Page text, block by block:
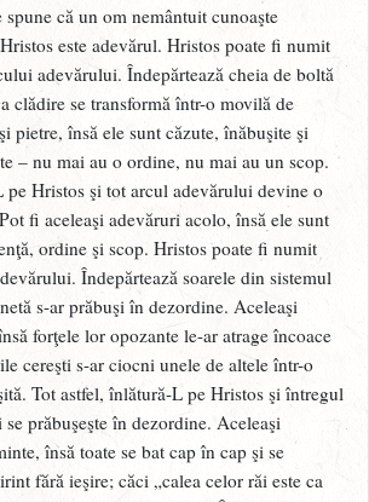
spune că un om nemântuit cunoaşte
este adevărul. Hristos poate fi numit
adevărului. Îndepărtează cheia de boltă
clădire se transformă într-o movilă de
pietre, însă ele sunt căzute, înăbuşite şi
– nu mai au o ordine, nu mai au un scop.
pe Hristos şi tot arcul adevărului devine o
fi aceleaşi adevăruri acolo, însă ele sunt
ordine şi scop. Hristos poate fi numit
Îndepărtează soarele din sistemul
s-ar prăbuşi în dezordine. Aceleaşi
forţele lor opozante le-ar atrage încoace
cereşti s-ar ciocni unele de altele într-o
Tot astfel, înlătură-L pe Hristos şi întregul
prăbuşeşte în dezordine. Aceleaşi
însă toate se bat cap în cap şi se
fără ieşire; căci „calea celor răi este ca